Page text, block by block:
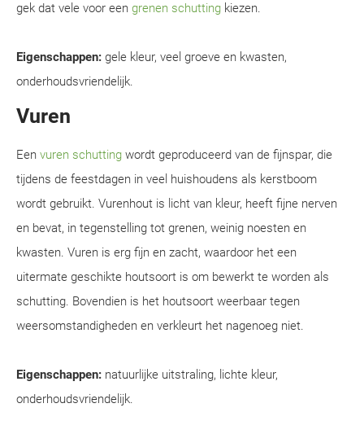
gek dat vele voor een grenen schutting kiezen.
Eigenschappen: gele kleur, veel groeve en kwasten,
onderhoudsvriendelijk.
Vuren
Een vuren schutting wordt geproduceerd van de fijnspar, die
tijdens de feestdagen in veel huishoudens als kerstboom
wordt gebruikt. Vurenhout is licht van kleur, heeft fijne nerven
en bevat, in tegenstelling tot grenen, weinig noesten en
kwasten. Vuren is erg fijn en zacht, waardoor het een
uitermate geschikte houtsoort is om bewerkt te worden als
schutting. Bovendien is het houtsoort weerbaar tegen
weersomstandigheden en verkleurt het nagenoeg niet.
Eigenschappen: natuurlijke uitstraling, lichte kleur,
onderhoudsvriendelijk.